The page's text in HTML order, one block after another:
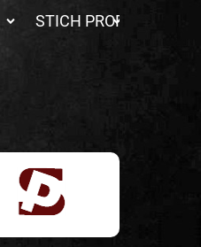
STICH PROFI